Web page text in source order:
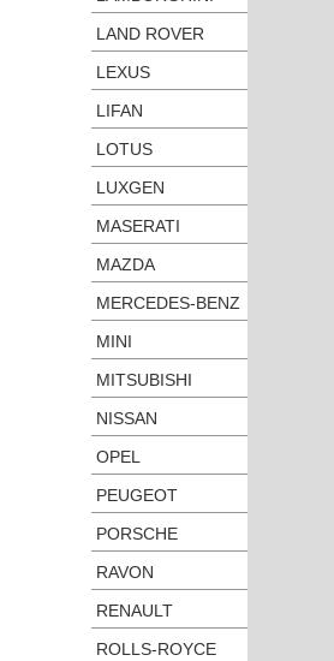
LAND ROVER
LEXUS
LIFAN
LOTUS
LUXGEN
MASERATI
MAZDA
MERCEDES-BENZ
MINI
MITSUBISHI
NISSAN
OPEL
PEUGEOT
PORSCHE
RAVON
RENAULT
ROLLS-ROYCE